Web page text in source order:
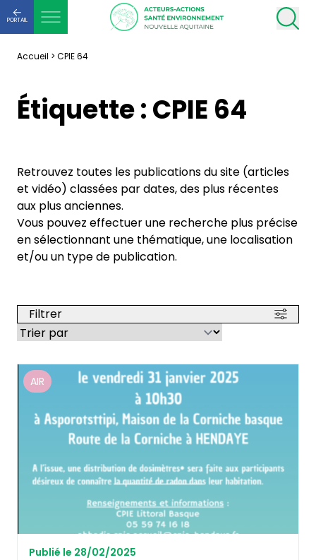
PORTAIL
Accueil > CPIE 64
Étiquette :CPIE 64
Retrouvez toutes les publications du site (articles
et vidéo) classées par dates, des plus récentes
aux plus anciennes.
Vous pouvez effectuer une recherche plus précise
en sélectionnant une thématique, une localisation
et/ou un type de publication.
Filtrer
AIR
Publié le 28/02/2025